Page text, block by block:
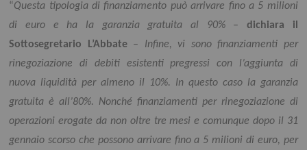
“Questa tipologia di finanziamento può arrivare fino a 5 milioni
di euro e ha la garanzia gratuita al 90%– dichiara il
Sottosegretario L’Abbate– Infine, vi sono finanziamenti per
rinegoziazione di debiti esistenti pregressi con l’aggiunta di
nuova liquidità per almeno il 10%. In questo caso la garanzia
gratuita è all’80%. Nonché finanziamenti per rinegoziazione di
operazioni erogate da non oltre tre mesi e comunque dopo il 31
gennaio scorso che possono arrivare fino a 5 milioni di euro, per